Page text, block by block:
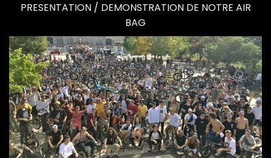
PRESENTATION / DEMONSTRATION DE NOTRE AIR
BAG